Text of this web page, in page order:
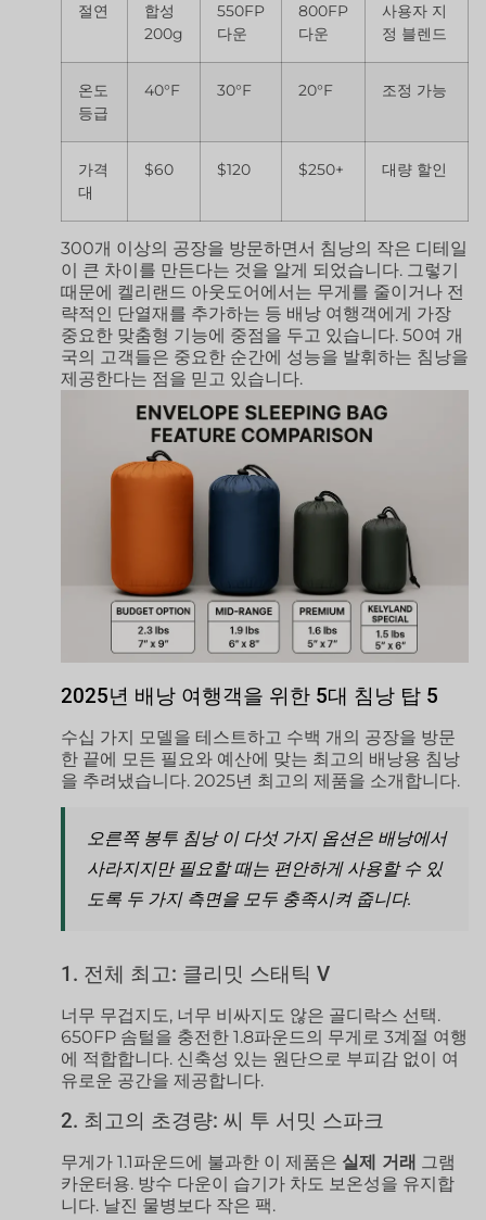
절연
합성
200g
550FP
다운
800FP
다운
사용자 지
정 블렌드
온도
등급
40°F 30°F 20°F 조정 가능
가격
대
$60 $120 $250+ 대량 할인
300개 이상의 공장을 방문하면서 침낭의 작은 디테일
이 큰 차이를 만든다는 것을 알게 되었습니다. 그렇기
때문에 켈리랜드 아웃도어에서는 무게를 줄이거나 전
략적인 단열재를 추가하는 등 배낭 여행객에게 가장
중요한 맞춤형 기능에 중점을 두고 있습니다. 50여 개
국의 고객들은 중요한 순간에 성능을 발휘하는 침낭을
제공한다는 점을 믿고 있습니다.
2025년 배낭 여행객을 위한 5대 침낭 탑 5
수십 가지 모델을 테스트하고 수백 개의 공장을 방문
한 끝에 모든 필요와 예산에 맞는 최고의 배낭용 침낭
을 추려냈습니다. 2025년 최고의 제품을 소개합니다.
오른쪽 봉투 침낭이 다섯 가지 옵션은 배낭에서
사라지지만 필요할 때는 편안하게 사용할 수 있
도록 두 가지 측면을 모두 충족시켜 줍니다.
1. 전체 최고: 클리밋 스태틱 V
너무 무겁지도, 너무 비싸지도 않은 골디락스 선택.
650FP 솜털을 충전한 1.8파운드의 무게로 3계절 여행
에 적합합니다. 신축성 있는 원단으로 부피감 없이 여
유로운 공간을 제공합니다.
2. 최고의 초경량: 씨 투 서밋 스파크
무게가 1.1파운드에 불과한 이 제품은 실제 거래 그램
카운터용. 방수 다운이 습기가 차도 보온성을 유지합
니다. 날진 물병보다 작은 팩.